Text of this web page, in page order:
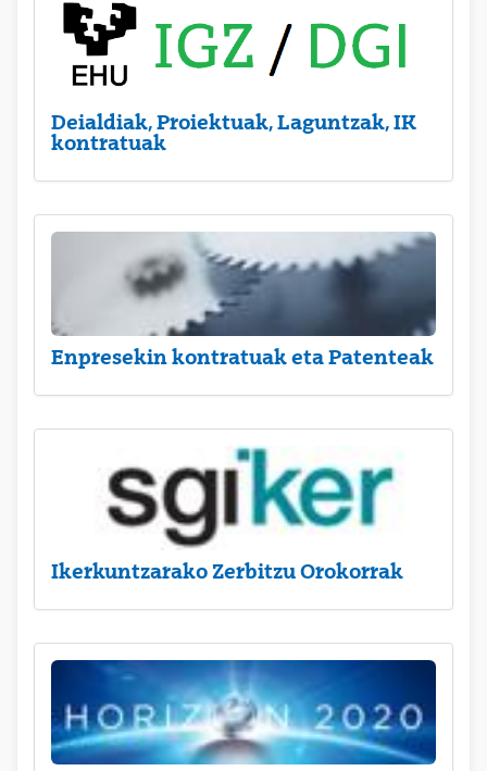
Deialdiak, Proiektuak, Laguntzak, IK
kontratuak
Enpresekin kontratuak eta Patenteak
Ikerkuntzarako Zerbitzu Orokorrak